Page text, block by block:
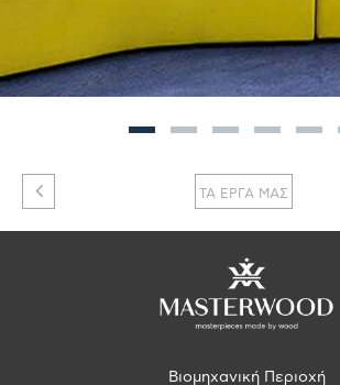
ΤΑ ΕΡΓΑ ΜΑΣ
Βιομηχανική Περιοχή